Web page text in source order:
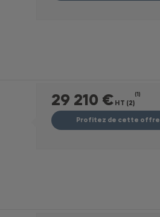
29 210 € HT (2)
(1)
Profitez de cette offre